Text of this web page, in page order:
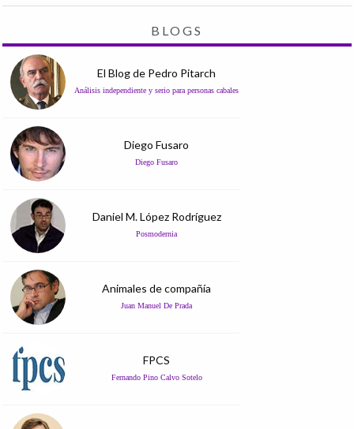
BLOGS
El Blog de Pedro Pitarch
Análisis independiente y serio para personas cabales
Diego Fusaro
Diego Fusaro
Daniel M. López Rodríguez
Posmodernia
Animales de compañía
Juan Manuel De Prada
FPCS
Fernando Pino Calvo Sotelo